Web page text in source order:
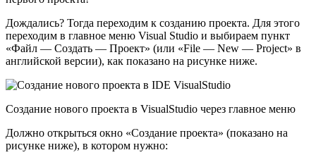
Дождались? Тогда переходим к созданию проекта. Для этого
переходим в главное меню Visual Studio и выбираем пункт
«Файл — Создать — Проект» (или «File — New — Project» в
английской версии), как показано на рисунке ниже.
Создание нового проекта в VisualStudio через главное меню
Должно открыться окно «Создание проекта» (показано на
рисунке ниже), в котором нужно: